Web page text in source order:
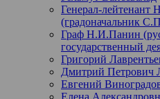
Генерал-лейтенант
(градоначальник
Граф Н.И.Панин
государственный
Григорий
Дмитрий Петрович
Евгений